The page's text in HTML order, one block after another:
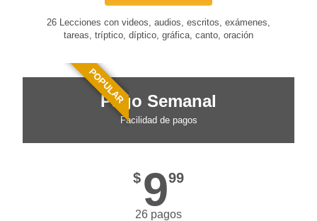
26 Lecciones con videos, audios, escritos, exámenes,
tareas, tríptico, díptico, gráfica, canto, oración
POPULAR
Pago Semanal
Facilidad de pagos
$ 999
26 pagos